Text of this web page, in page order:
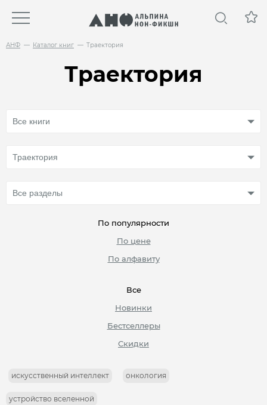
АНФ Каталог книг Траектория
Траектория
По популярности
По цене
По алфавиту
Все
Новинки
Бестселлеры
Скидки
искусственный интеллект онкология
устройство вселенной